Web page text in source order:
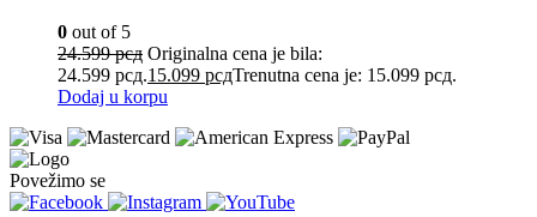
0 out of 5
24.599рсд Originalna cena je bila:
24.599 рсд.15.099 рсдTrenutna cena je: 15.099 рсд.
Dodaj u korpu
Povežimo se